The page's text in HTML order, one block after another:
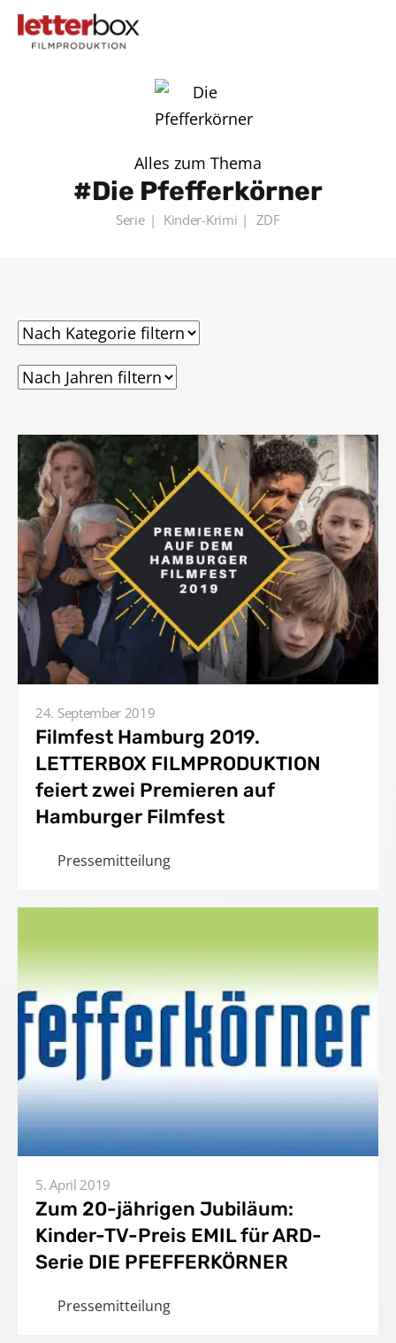
Alles zum Thema
Die Pfefferkörner
Serie Kinder-Krimi ZDF
24. September 2019
Filmfest Hamburg 2019.
LETTERBOX FILMPRODUKTION
feiert zwei Premieren auf
Hamburger Filmfest
Pressemitteilung
5. April 2019
Zum 20-jährigen Jubiläum:
Kinder-TV-Preis EMIL für ARD-
Serie DIE PFEFFERKÖRNER
Pressemitteilung